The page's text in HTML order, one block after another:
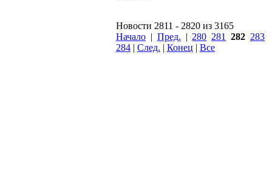
Новости 2811 - 2820 из 3165
Начало | Пред. | 280 281 282 283
284 | След. | Конец | Все